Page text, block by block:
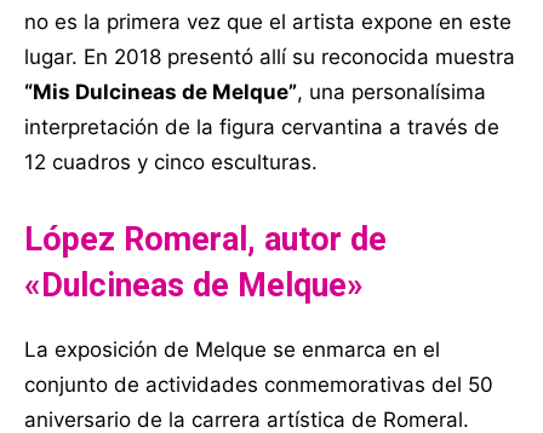
no es la primera vez que el artista expone en este
lugar. En 2018 presentó allí su reconocida muestra
“Mis Dulcineas de Melque”, una personalísima
interpretación de la figura cervantina a través de
12 cuadros y cinco esculturas.
López Romeral, autor de
«Dulcineas de Melque»
La exposición de Melque se enmarca en el
conjunto de actividades conmemorativas del 50
aniversario de la carrera artística de Romeral.